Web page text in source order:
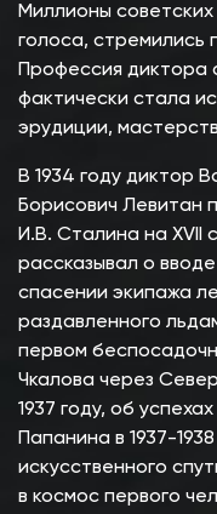
Миллионы
голоса, стремились
Профессия диктора
фактически стала
эрудиции,
В 1934 году диктор
Борисович Левитан
И.В. Сталина на XVII
рассказывал о
спасении экипажа
раздавленного
первом
Чкалова через
1937 году, об
Папанина в 1937-
искусственного
в космос первого